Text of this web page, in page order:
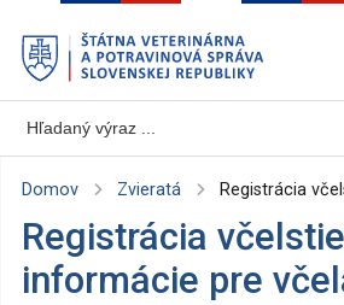
hlavný
obsah
Domov Zvieratá Registrácia
Registrácia
informácie pre